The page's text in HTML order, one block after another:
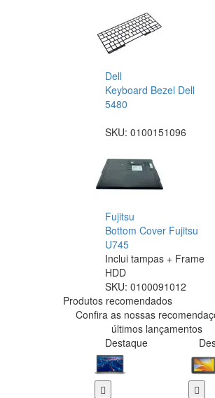
Dell
Keyboard Bezel Dell
5480
SKU: 0100151096
Fujitsu
Bottom Cover Fujitsu
U745
Inclui tampas + Frame
HDD
SKU: 0100091012
Produtos recomendados
Confira as nossas
últimos lançamentos
Destaque